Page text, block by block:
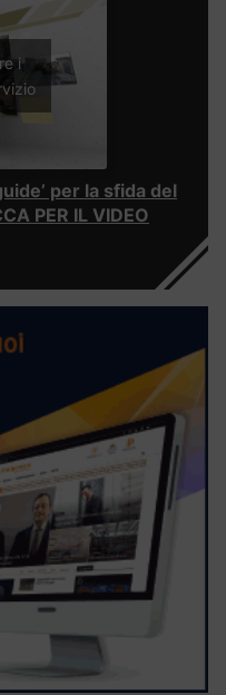
i
per la sfida del
PER IL VIDEO